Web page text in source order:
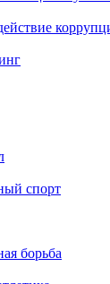
спорт
борьба